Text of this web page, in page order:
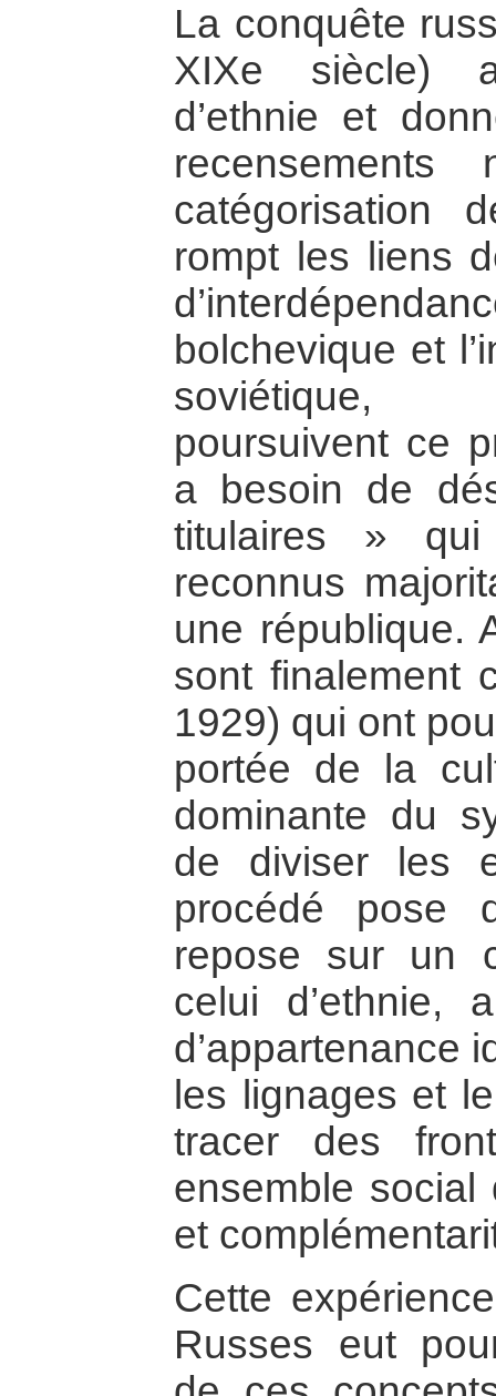
La conquête
XIXe siècle)
d’ethnie et
catégorisation
rompt les liens
bolchevique et
soviétique,
poursuivent ce
a besoin de
titulaires »
reconnus
une république.
sont finalement
1929) qui ont
portée de la
dominante du
de diviser les
procédé pose
repose sur un
celui d’ethnie,
d’appartenance
les lignages et
tracer des
ensemble social
et
Cette
Russes eut